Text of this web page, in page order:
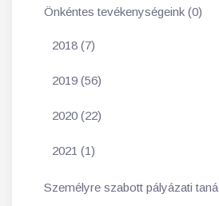
Önkéntes tevékenységeink (0)
2018 (7)
2019 (56)
2020 (22)
2021 (1)
Személyre szabott pályázati